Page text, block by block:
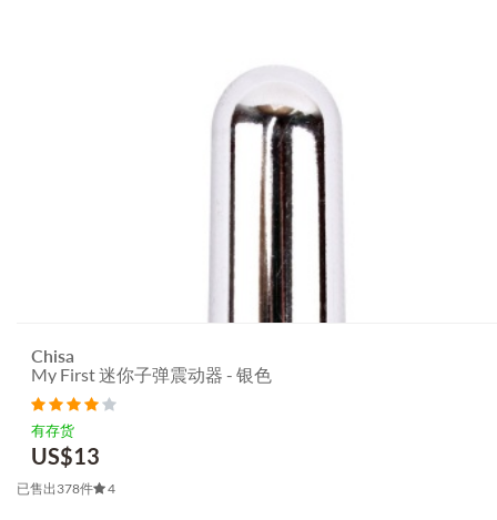
Chisa
My First 迷你子弹震动器 - 银色
有存货
US$13
已售出378件 4